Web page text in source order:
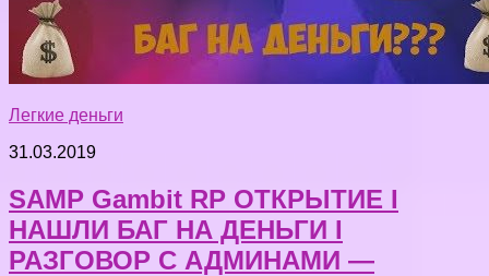
Легкие деньги
31.03.2019
SAMP Gambit RP ОТКРЫТИЕ I
НАШЛИ БАГ НА ДЕНЬГИ I
РАЗГОВОР С АДМИНАМИ —